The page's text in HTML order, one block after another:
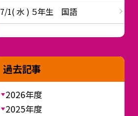
7/1( 水 ) ５年生 国語
過去記事
2026年度
2025年度